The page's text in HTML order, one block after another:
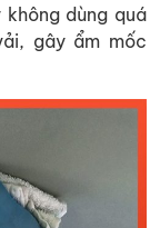
dùng quá
gây ẩm mốc